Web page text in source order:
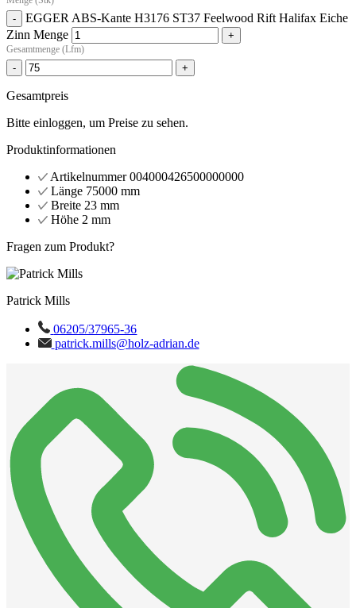
-
EGGER ABS-Kante H3176 ST37 Feelwood Rift Halifax Eiche
Zinn Menge
+
Gesamtmenge (Lfm)
- +
Gesamtpreis
Bitte einloggen, um Preise zu sehen.
Produktinformationen
Artikelnummer 004000426500000000
Länge 75000 mm
Breite 23 mm
Höhe 2 mm
Fragen zum Produkt?
Patrick Mills
06205/37965-36
patrick.mills@holz-adrian.de